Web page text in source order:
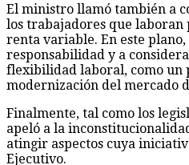
El ministro llamó también a
los trabajadores que laboran
renta variable. En este
responsabilidad y a
flexibilidad laboral, como un
modernización del mercado
Finalmente, tal como los
apeló a la
atingir aspectos cuya
Ejecutivo.